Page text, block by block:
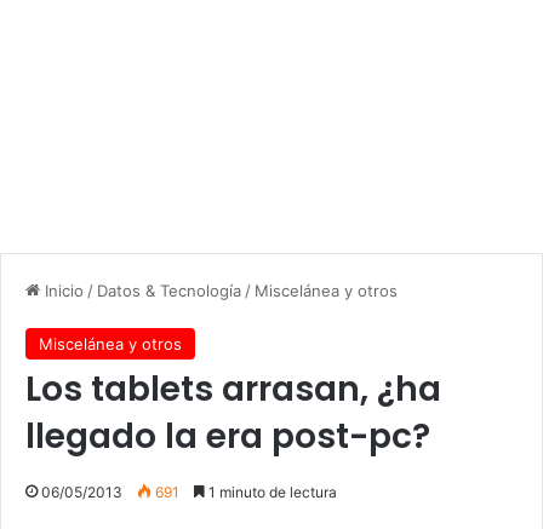
Inicio / Datos & Tecnología / Miscelánea y otros
Miscelánea y otros
Los tablets arrasan, ¿ha
llegado la era post-pc?
06/05/2013 691 1 minuto de lectura